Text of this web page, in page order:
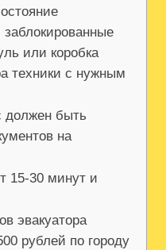
или коробка
техники с нужным
должен быть
на
15-30 минут и
эвакуатора
рублей по городу